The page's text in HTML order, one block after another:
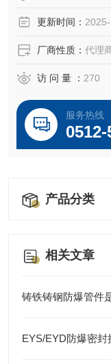
更新时间：
厂商性质： 代理
访 问 量 ： 270
服务热线
产品分类
相关文章
EYS/EYD防爆密